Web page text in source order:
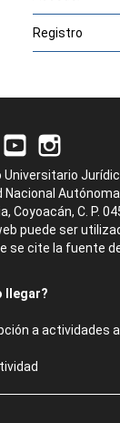
Registro
Nacional
Coyoacán, C. P.
puede ser
se cite la fuente
llegar?
a actividades